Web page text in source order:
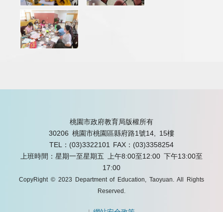
桃園市政府教育局版權所有
30206 桃園市桃園區縣府路1號14, 15樓
TEL：(03)3322101
FAX：(03)3358254
上班時間：星期一至星期五 上午8:00至12:00 下午13:00至
17:00
CopyRight © 2023 Department of Education, Taoyuan. All Rights
Reserved.